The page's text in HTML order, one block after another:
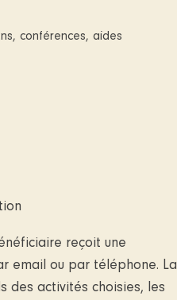
conférences, aides
reçoit une
email ou par téléphone. La
des activités choisies, les